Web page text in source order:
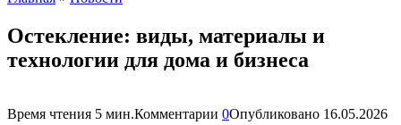
Остекление: виды, материалы и
технологии для дома и бизнеса
Время чтения 5 мин.Комментарии 0Опубликовано 16.05.2026